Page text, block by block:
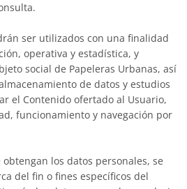
ser utilizados con una finalidad
operativa y estadística, y
social de Papeleras Urbanas, así
de datos y estudios
el Contenido ofertado al Usuario,
funcionamiento y navegación por
los datos personales, se
del fin o fines específicos del